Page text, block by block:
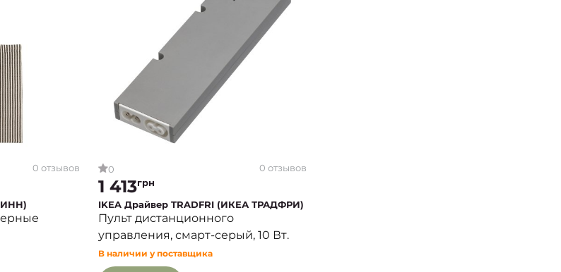
0 отзывов 0 0 отзывов
1 413грн
IKEA Драйвер TRADFRI (ИКЕА ТРАДФРИ)
Пульт дистанционного
управления, смарт-серый, 10 Вт.
В наличии у поставщика